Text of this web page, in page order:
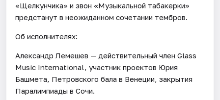
«Щелкунчика» и звон «Музыкальной табакерки»
предстанут в неожиданном сочетании тембров.
Об исполнителях:
Александр Лемешев — действительный член Glass
Music International, участник проектов Юрия
Башмета, Петровского бала в Венеции, закрытия
Паралимпиады в Сочи.